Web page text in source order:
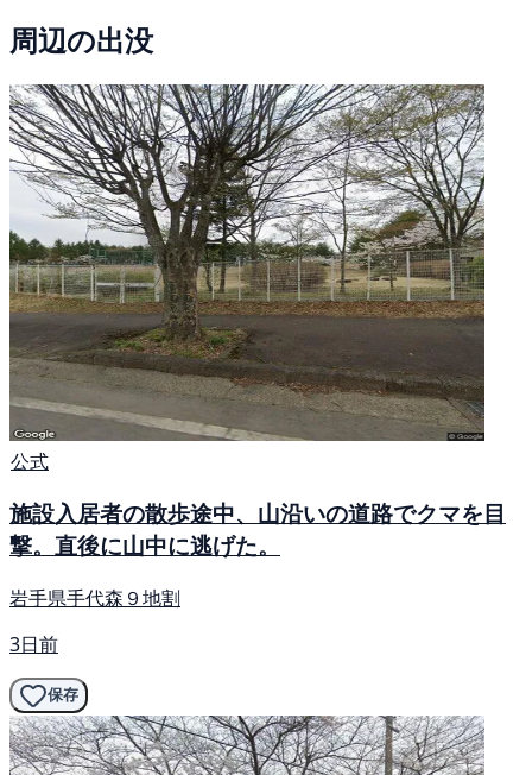
周辺の出没
公式
施設入居者の散歩途中、山沿いの道路でクマを目
撃。直後に山中に逃げた。
岩手県手代森９地割
3日前
保存